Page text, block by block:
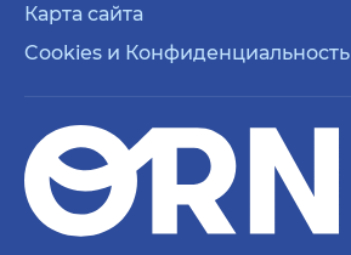
Карта сайта
Cookies и Конфиденциальность